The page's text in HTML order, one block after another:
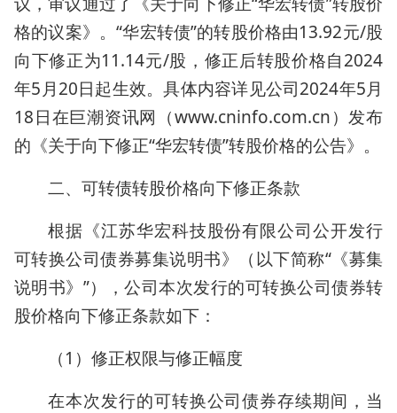
格的议案》。“华宏转债”的转股价格由13.92元/股
向下修正为11.14元/股，修正后转股价格自2024
年5月20日起生效。具体内容详见公司2024年5月
18日在巨潮资讯网（www.cninfo.com.cn）发布
的《关于向下修正“华宏转债”转股价格的公告》。
二、可转债转股价格向下修正条款
根据《江苏华宏科技股份有限公司公开发行
可转换公司债券募集说明书》（以下简称“《募集
说明书》”），公司本次发行的可转换公司债券转
股价格向下修正条款如下：
（1）修正权限与修正幅度
在本次发行的可转换公司债券存续期间，当